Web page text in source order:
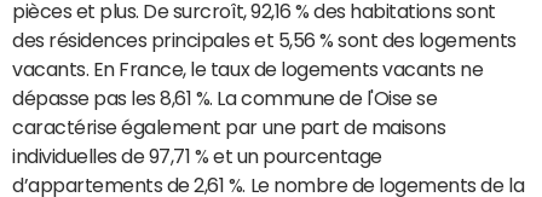
pièces et plus. De surcroît, 92,16 % des habitations sont
des résidences principales et 5,56 % sont des logements
vacants. En France, le taux de logements vacants ne
dépasse pas les 8,61 %. La commune de l'Oise se
caractérise également par une part de maisons
individuelles de 97,71 % et un pourcentage
d’appartements de 2,61 %. Le nombre de logements de la